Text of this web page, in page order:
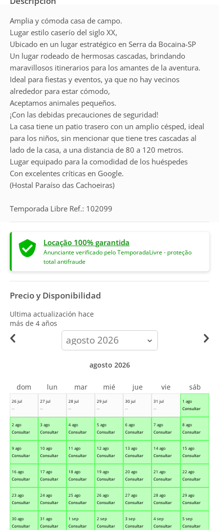
Amplia y cómoda casa de campo.
Lugar estilo caserío del siglo XX,
Ubicado en un lugar estratégico en Serra da Bocaina-SP
Un lugar rodeado de hermosas cascadas, brindando
maravillosos itinerarios para los amantes de la aventura.
Ideal para fiestas y eventos, ya que no hay vecinos
alrededor para estar cómodo,
Aceptamos animales pequeños.
¡Con las debidas precauciones de seguridad!
La casa tiene un patio trasero con un amplio césped, ideal
para los niños, sin mencionar que tiene tres cascadas al
lado de la casa, a una distancia de 80 a 120 metros.
Lugar equipado para la comodidad de los huéspedes
Con excelentes críticas en Google.
(Hostal Paraíso das Cachoeiras)
Temporada Libre Ref.: 102099
Locação 100% garantida
Anunciante verificado pelo TemporadaLivre - proteção
total antifraude
Precio y Disponibilidad
Ultima actualización hace
más de 4 años
calendar-
month
26 jul
--
27 jul
--
28 jul
--
29 jul
--
30 jul
--
31 jul
--
1 ago
Consultar
2 ago
Consultar
3 ago
Consultar
4 ago
Consultar
5 ago
Consultar
6 ago
Consultar
7 ago
Consultar
8 ago
Consultar
9 ago
Consultar
10 ago
Consultar
11 ago
Consultar
12 ago
Consultar
13 ago
Consultar
14 ago
Consultar
15 ago
Consultar
16 ago
Consultar
17 ago
Consultar
18 ago
Consultar
19 ago
Consultar
20 ago
Consultar
21 ago
Consultar
22 ago
Consultar
23 ago
Consultar
24 ago
Consultar
25 ago
Consultar
26 ago
Consultar
27 ago
Consultar
28 ago
Consultar
29 ago
Consultar
30 ago
Consultar
31 ago
Consultar
1 sep
Consultar
2 sep
Consultar
3 sep
Consultar
4 sep
Consultar
5 sep
Consultar
agosto 2026
dom lun mar mié jue vie sáb